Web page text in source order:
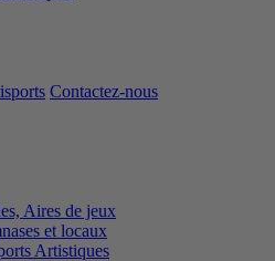
Contactez-nous
Aires de jeux
et locaux
Artistiques